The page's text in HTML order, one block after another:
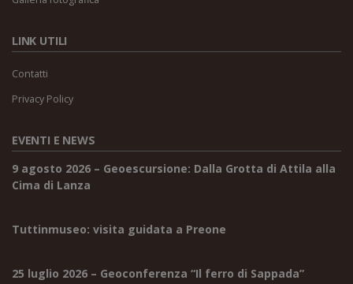
LINK UTILI
Contatti
Privacy Policy
EVENTI E NEWS
9 agosto 2026 – Geoescursione: Dalla Grotta di Attila alla
Cima di Lanza
Tuttinmuseo: visita guidata a Preone
25 luglio 2026 – Geoconferenza “Il ferro di Sappada”